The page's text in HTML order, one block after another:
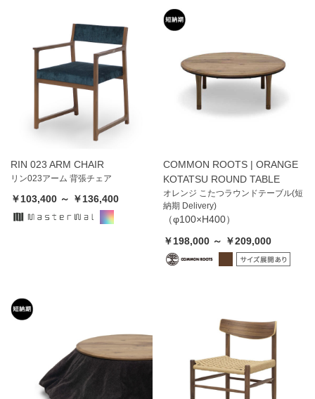
RIN 023 ARM CHAIR
リン023アーム 背張チェア
￥103,400 ～ ￥136,400
COMMON ROOTS | ORANGE
KOTATSU ROUND TABLE
オレンジ こたつラウンドテーブル(短
納期 Delivery)
（φ100×H400）
￥198,000 ～ ￥209,000